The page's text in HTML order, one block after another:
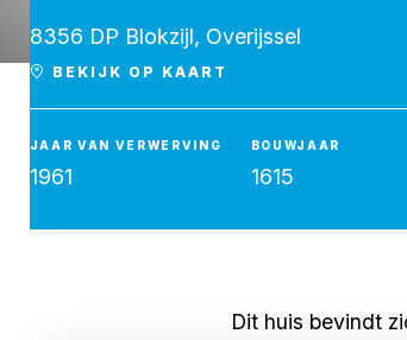
8356 DP Blokzijl, Overijssel
BEKIJK OP KAART
JAAR VAN VERWERVING
1961
BOUWJAAR
1615
Dit huis bevindt